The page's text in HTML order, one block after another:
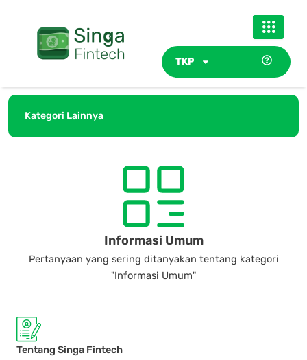
TKP
Kategori Lainnya
Informasi Umum
Pertanyaan yang sering ditanyakan tentang kategori
"Informasi Umum"
Tentang Singa Fintech